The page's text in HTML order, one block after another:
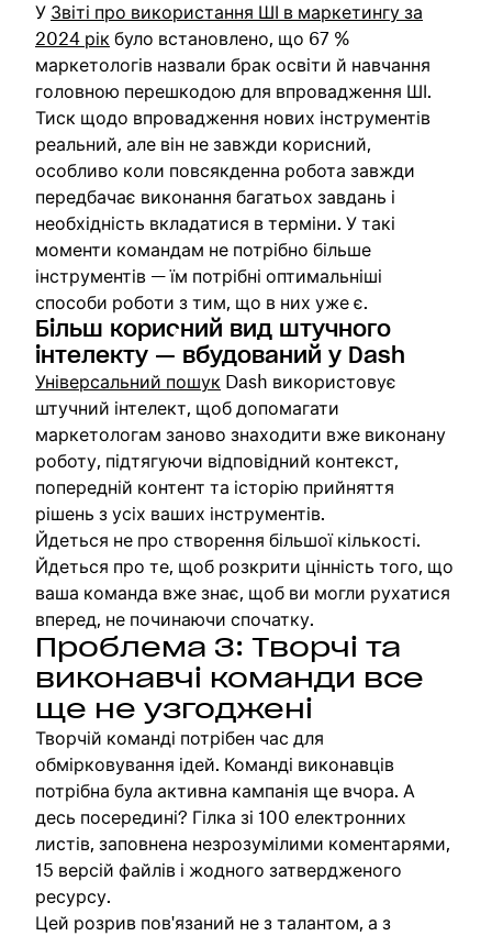
У Звіті про використання ШІ в маркетингу за
2024 рік було встановлено, що 67 %
маркетологів назвали брак освіти й навчання
головною перешкодою для впровадження ШІ.
Тиск щодо впровадження нових інструментів
реальний, але він не завжди корисний,
особливо коли повсякденна робота завжди
передбачає виконання багатьох завдань і
необхідність вкладатися в терміни. У такі
моменти командам не потрібно більше
інструментів — їм потрібні оптимальніші
способи роботи з тим, що в них уже є.
Більш корисний вид штучного
інтелекту — вбудований у Dash
Універсальний пошук Dash використовує
штучний інтелект, щоб допомагати
маркетологам заново знаходити вже виконану
роботу, підтягуючи відповідний контекст,
попередній контент та історію прийняття
рішень з усіх ваших інструментів.
Йдеться не про створення більшої кількості.
Йдеться про те, щоб розкрити цінність того, що
ваша команда вже знає, щоб ви могли рухатися
вперед, не починаючи спочатку.
Проблема 3: Творчі та
виконавчі команди все
ще не узгоджені
Творчій команді потрібен час для
обмірковування ідей. Команді виконавців
потрібна була активна кампанія ще вчора. А
десь посередині? Гілка зі 100 електронних
листів, заповнена незрозумілими коментарями,
15 версій файлів і жодного затвердженого
ресурсу.
Цей розрив пов'язаний не з талантом, а з